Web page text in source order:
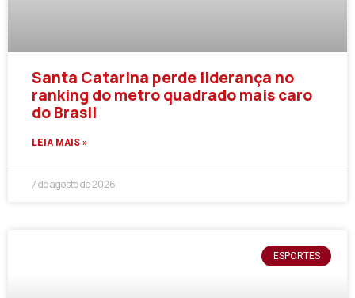
Santa Catarina perde liderança no
ranking do metro quadrado mais caro
do Brasil
LEIA MAIS »
7 de agosto de 2026
ESPORTES